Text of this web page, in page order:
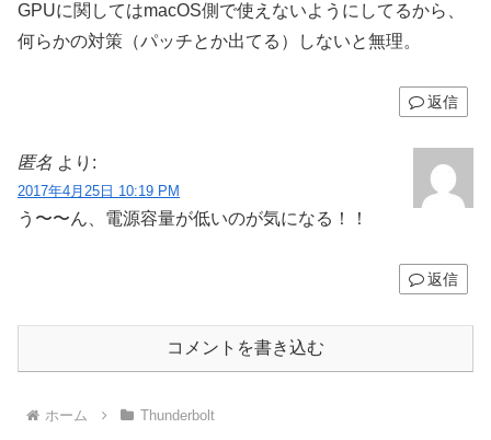
GPUに関してはmacOS側で使えないようにしてるから、
何らかの対策（パッチとか出てる）しないと無理。
返信
匿名 より:
2017年4月25日 10:19 PM
う〜〜ん、電源容量が低いのが気になる！！
返信
コメントを書き込む
ホーム Thunderbolt